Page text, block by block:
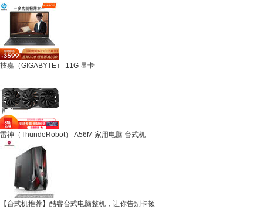
技嘉（GIGABYTE） 11G 显卡
雷神（ThundeRobot） A56M 家用电脑 台式机
【台式机推荐】酷睿台式电脑整机，让你告别卡顿